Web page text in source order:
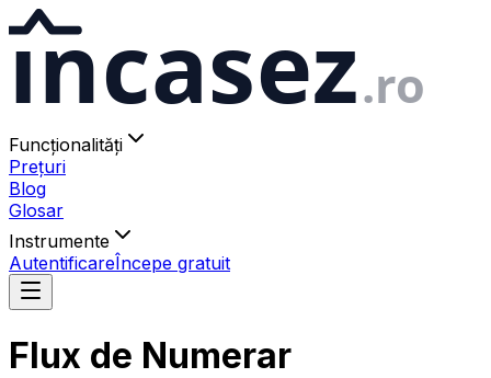
ıncasez.ro
Funcționalități
Prețuri
Blog
Glosar
Instrumente
AutentificareÎncepe gratuit
Flux de Numerar